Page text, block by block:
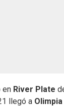
en River Plate
llegó a Olimpia